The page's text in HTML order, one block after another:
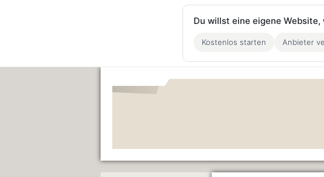
Du willst eine eigene
Kostenlos starten Anbieter